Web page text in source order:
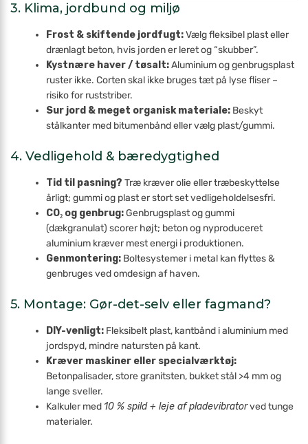
3. Klima, jordbund og miljø
Frost & skiftende jordfugt:Vælg fleksibel plast eller
drænlagt beton, hvis jorden er leret og “skubber”.
Kystnære haver / tøsalt:Aluminium og genbrugsplast
ruster ikke. Corten skal ikke bruges tæt på lyse fliser –
risiko for rust­striber.
Sur jord & meget organisk materiale: Beskyt
stålkanter med bitumen­bånd eller vælg plast/gummi.
4. Vedligehold & bæredygtighed
Tid til pasning? Træ kræver olie eller træbeskyttelse
årligt; gummi og plast er stort set vedligeholdelsesfri.
CO₂ og genbrug:Genbrugsplast og gummi
(dækgranulat) scorer højt; beton og nyproduceret
aluminium kræver mest energi i produktionen.
Gen­montering: Boltesystemer i metal kan flyttes &
genbruges ved om­design af haven.
5. Montage: Gør-det-selv eller fagmand?
DIY-venligt: Fleksibelt plast, kantbånd i aluminium med
jordspyd, mindre natursten på kant.
Kræver maskiner eller special­værktøj:
Betonpalisader, store granitsten, bukket stål >4 mm og
lange sveller.
Kalkuler med 10 % spild + leje af pladevibratorved tunge
materialer.